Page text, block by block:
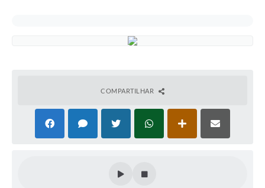
Telefones Úteis
COMPARTILHAR